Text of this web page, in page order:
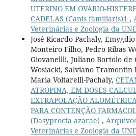
UTERINO EM OVÁRIO-
CADELAS (Canis familiaris)1 ,
Veterinárias e Zoologia da
José Ricardo Pachaly,
Monteiro Filho, Pedro Ribas
Giovanellli, Juliano Bortolo de
Wosiacki, Salviano Tramontin
Maria Voltarelli-Pachaly,
ATROPINA, EM DOSES
EXTRAPOLAÇÃO
PARA CONTENÇÃO
(Dasyprocta azarae) ,
Veterinárias e Zoologia da